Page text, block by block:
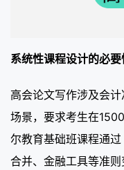
系统性课程设计的必要
高会论文写作涉及会
场景，要求考生在
尔教育基础班课程通
合并、金融工具等准